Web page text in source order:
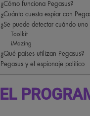
¿Cómo funciona Pegasus?
¿Cuánto cuesta espiar con
¿Se puede detectar cuándo
Toolkit
iMazing
¿Qué países utilizan Pegasus?
Pegasus y el espionaje político
EL